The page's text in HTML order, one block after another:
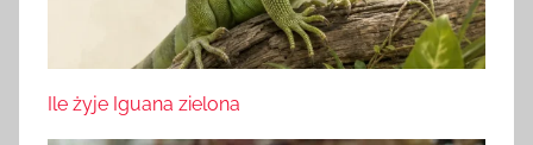
Ile żyje Iguana zielona